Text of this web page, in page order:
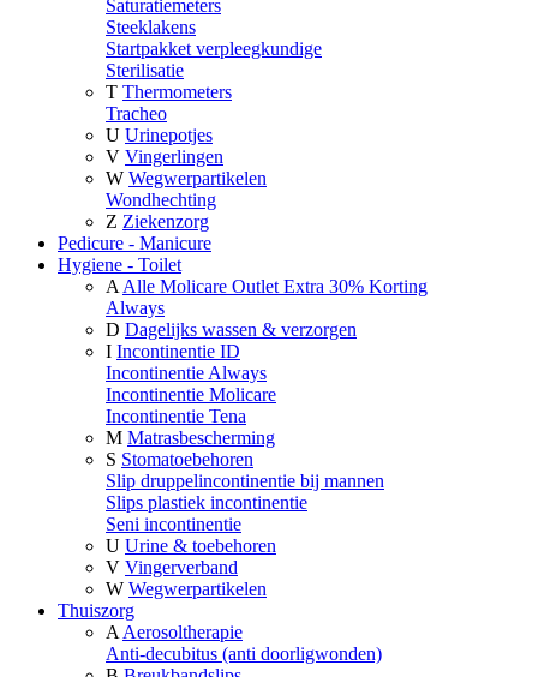
Saturatiemeters
Steeklakens
Startpakket verpleegkundige
Sterilisatie
T Thermometers
Tracheo
U Urinepotjes
V Vingerlingen
W Wegwerpartikelen
Wondhechting
Z Ziekenzorg
Pedicure - Manicure
Hygiene - Toilet
A Alle Molicare Outlet Extra 30% Korting
Always
D Dagelijks wassen & verzorgen
I Incontinentie ID
Incontinentie Always
Incontinentie Molicare
Incontinentie Tena
M Matrasbescherming
S Stomatoebehoren
Slip druppelincontinentie bij mannen
Slips plastiek incontinentie
Seni incontinentie
U Urine & toebehoren
V Vingerverband
W Wegwerpartikelen
Thuiszorg
A Aerosoltherapie
Anti-decubitus (anti doorligwonden)